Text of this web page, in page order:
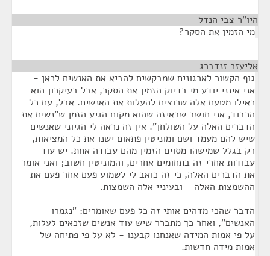
היו"ר צבי הנדל
מי הזמין את הסקר?
אליעזר זנדברג
גוף הקשור לארגונים שמבקשים להביא את האנשים לכאן -
אני אינני יודע מי בדיוק הזמין את הסקר, אבל בעיקרון הוא
כאילו מטעם אלה שרוצים להעלות את האנשים. אבל, עם כל
הכבוד, אני חושב שבאיזה שהוא מקום הגיע הזמן ש"נשים את
הדברים האלה על השולחן". אין זה נראה לי הגיוני שאנשים
שיש להם מעמד ושם ומוניטין פתאום ישנו את כל המציאות,
רק בגלל שמישהו מסוים הזמין מהם עבודה אחת. יש עוד
עבודות אחרי זה בתחומים אחרים, והמוניטין חשוב; ואני אומר
את הדברים האלה, כי זה כואב לי לשמוע פעם אחר פעם את
ההשמצות האלה - ובעיניי אלה השמצות.
הדבר שהכי מדהים אותי זה כל פעם שאומרים: "נגמרו
האנשים", ואחר כך מתברר שיש עוד אנשים שזכאים לעלות,
על פי אמות המידה שאנחנו קבענו - לא על פי פתיחה של
אמות מידה חדשות.